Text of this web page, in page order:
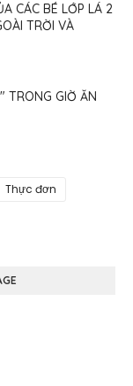
CÁC BÉ LỚP LÁ 2
TRỜI VÀ
TRONG GIỜ ĂN
Thực đơn